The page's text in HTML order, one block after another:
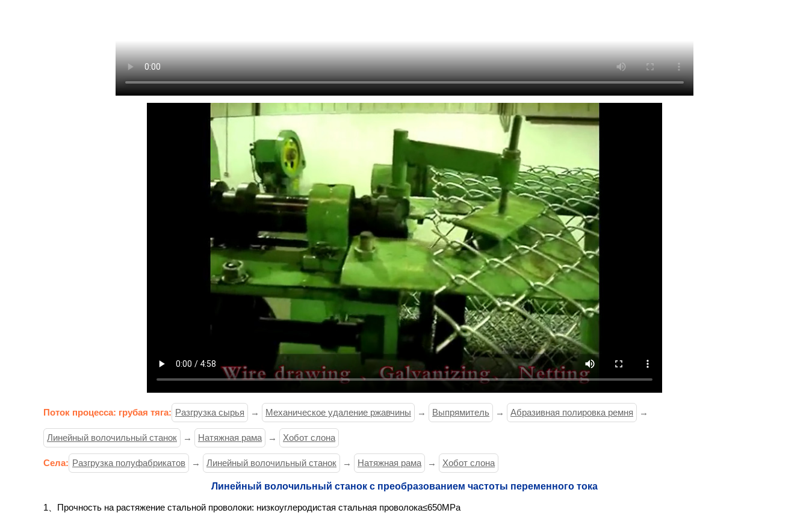
Поток процесса: грубая тяга: Разгрузка сырья → Механическое удаление ржавчины → Выпрямитель → Абразивная полировка ремня →
Линейный волочильный станок → Натяжная рама → Хобот слона
Села: Разгрузка полуфабрикатов → Линейный волочильный станок → Натяжная рама → Хобот слона
Линейный волочильный станок с преобразованием частоты переменного тока
1、Прочность на растяжение стальной проволоки: низкоуглеродистая стальная проволока≤650MPa